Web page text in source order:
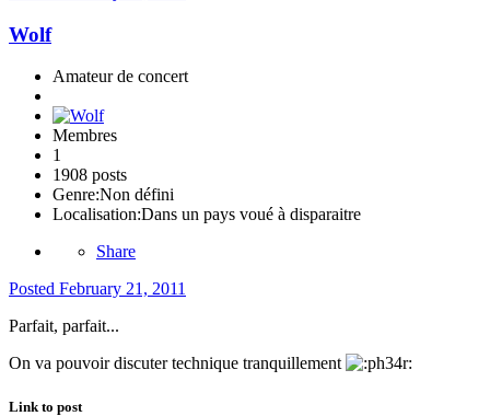
Wolf
Amateur de concert
Membres
1
1908 posts
Genre:Non défini
Localisation:Dans un pays voué à disparaitre
Share
Posted February 21, 2011
Parfait, parfait...
On va pouvoir discuter technique tranquillement
Link to post